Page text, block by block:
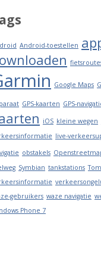
Android-toestellen
Google Maps
GPS-kaarten GPS-
iOS kleine wegen
live-
obstakels
Symbian tankstations
gebruikers waze navigatie
Phone 7